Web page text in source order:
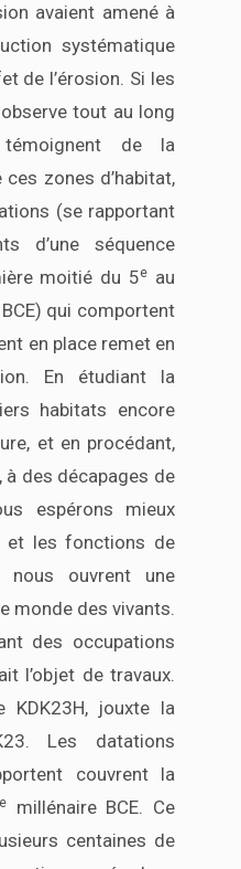
avaient amené à
systématique
de l’érosion. Si les
tout au long
de la
zones d’habitat,
(se rapportant
d’une séquence
moitié du 5e au
qui comportent
en place remet en
En étudiant la
habitats encore
et en procédant,
à des décapages de
espérons mieux
et les fonctions de
nous ouvrent une
monde des vivants.
des occupations
l’objet de travaux.
KDK23H, jouxte la
Les datations
couvrent la
e
millénaire BCE. Ce
centaines de